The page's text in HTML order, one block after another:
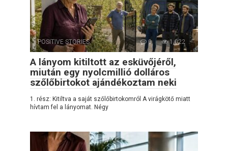
POSITIVE STORIES 0 1,022
A lányom kitiltott az esküvőjéről,
miután egy nyolcmillió dolláros
szőlőbirtokot ajándékoztam neki
1. rész: Kitiltva a saját szőlőbirtokomról A virágkötő miatt
hívtam fel a lányomat. Négy